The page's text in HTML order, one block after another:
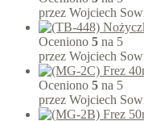
przez Wojciech
Oceniono 5 na 5
przez Wojciech
Oceniono 5 na 5
przez Wojciech